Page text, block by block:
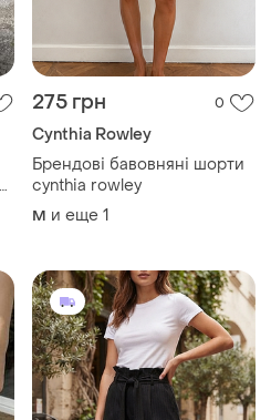
275 грн 0
Cynthia Rowley
Брендові бавовняні шорти
cynthia rowley
M и еще 1